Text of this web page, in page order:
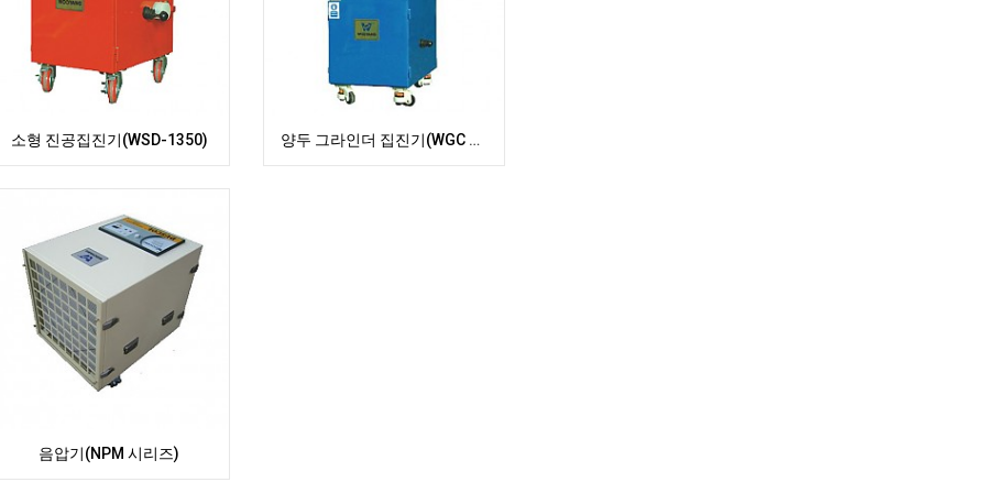
소형 진공집진기(WSD-1350) 양두 그라인더 집진기(WGC series)
음압기(NPM 시리즈)